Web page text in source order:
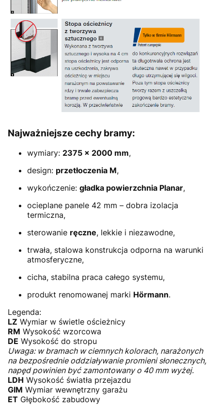
Najważniejsze cechy bramy:
wymiary: 2375 × 2000 mm,
design: przetłoczenia M,
wykończenie: gładka powierzchnia Planar,
ocieplane panele 42 mm – dobra izolacja
termiczna,
sterowanie ręczne, lekkie i niezawodne,
trwała, stalowa konstrukcja odporna na warunki
atmosferyczne,
cicha, stabilna praca całego systemu,
produkt renomowanej marki Hörmann.
Legenda:
LZ Wymiar w świetle ościeżnicy
RM Wysokość wzorcowa
DE Wysokość do stropu
Uwaga: w bramach w ciemnych kolorach, narażonych
na bezpośrednie oddziaływanie promieni słonecznych,
napęd powinien być zamontowany o 40 mm wyżej.
LDH Wysokość światła przejazdu
GIM Wymiar wewnętrzny garażu
ET Głębokość zabudowy